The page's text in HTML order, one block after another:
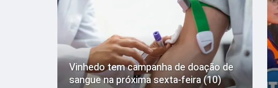
Vinhedo tem campanha de doação de
sangue na próxima sexta-feira (10)